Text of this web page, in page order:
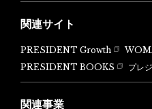
関連サイト
PRESIDENT Growth
PRESIDENT BOOKS
プレ
関連事業